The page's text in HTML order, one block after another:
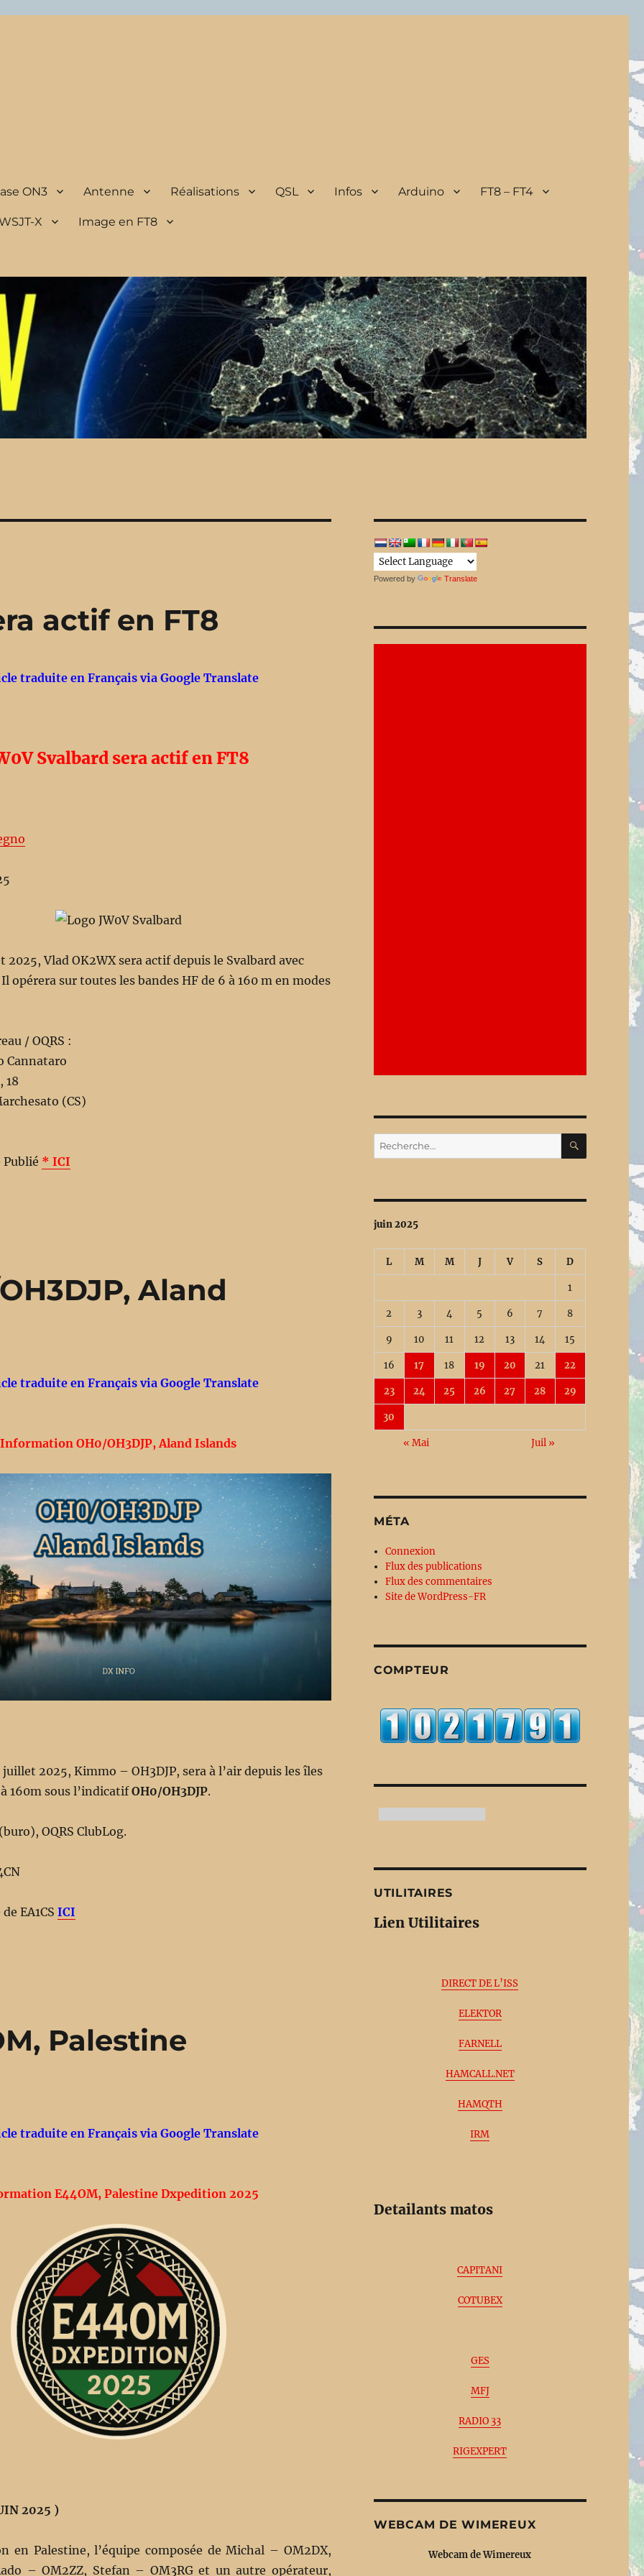
ON3 Antenne Réalisations QSL Infos Arduino FT8 – FT4
X Image en FT8
actif en FT8
traduite en Français via Google Translate
Svalbard sera actif en FT8
2025, Vlad OK2WX sera actif depuis le Svalbard avec
Il opérera sur toutes les bandes HF de 6 à 160 m en modes
/ OQRS :
Cannataro
18
(CS)
Publié * ICI
Aland
traduite en Français via Google Translate
Information OH0/OH3DJP, Aland Islands
2025, Kimmo – OH3DJP, sera à l’air depuis les îles
à 160m sous l’indicatifOH0/OH3DJP.
OQRS ClubLog.
EA1CS ICI
Palestine
traduite en Français via Google Translate
E44OM, Palestine Dxpedition 2025
2025 )
en Palestine, l’équipe composée de Michal – OM2DX,
– OM2ZZ, Stefan – OM3RG et un autre opérateur,
Powered by Translate
Recherche
pour :
juin 2025
L M M J V S D
1
2 3 4 5 6 7 8
9 10 11 12 13 14 15
16 17 18 19 20 21 22
23 24 25 26 27 28 29
30
« Mai Juil »
MÉTA
Connexion
Flux des publications
Flux des commentaires
Site de WordPress-FR
COMPTEUR
UTILITAIRES
Lien Utilitaires
DIRECT DE L’ISS
ELEKTOR
FARNELL
HAMCALL.NET
HAMQTH
IRM
Detailants matos
CAPITANI
COTUBEX
GES
MFJ
RADIO 33
RIGEXPERT
WEBCAM DE WIMEREUX
Webcam de Wimereux